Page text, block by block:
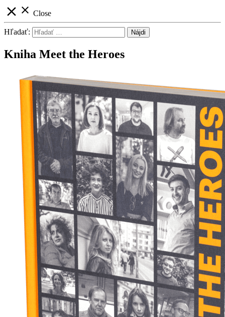
close close Close
Hľadať:
Kniha Meet the Heroes